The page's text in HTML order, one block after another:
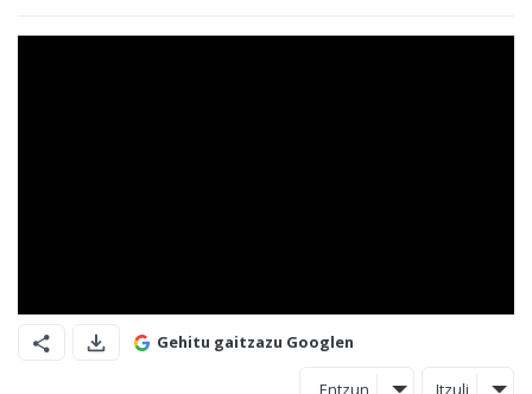
Gehitu gaitzazu Googlen
Entzun Itzuli